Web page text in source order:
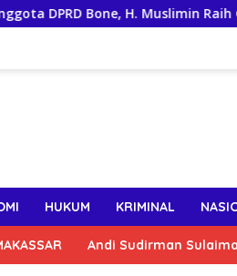
H. Muslimin Raih Gelar Doktor di
HUKUM KRIMINAL
Andi Sudirman